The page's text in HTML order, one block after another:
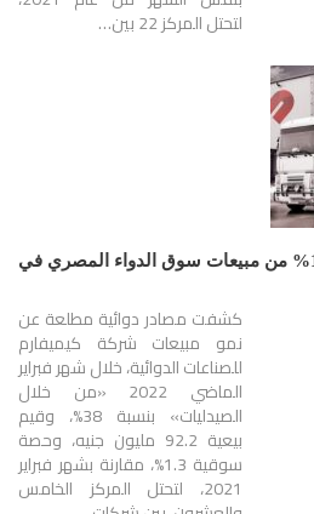
لتحتل المركز 22 بين…
«كيميفارم» تستحوذ على 1.3% من مبيعات سوق الدواء المصري في
كشفت مصادر دوائية مطلعة عن
نمو مبيعات شركة كيميفارم
للصناعات الدوائية، خلال شهر فبراير
الماضي 2022 «من خلال
الصيدليات» بنسبة 38%، وقيم
بيعية 92.2 مليون جنيه، وحصة
سوقية 1.3%، مقارنة بشهر فبراير
2021، لتحتل المركز الخامس